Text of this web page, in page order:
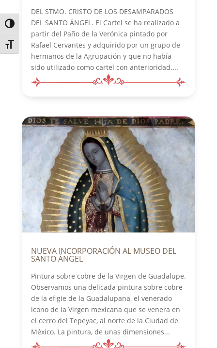
Alternar alto contraste
Alternar tamaño de letra
DEL STMO. CRISTO DE LOS DESAMPARADOS
DEL SANTO ÁNGEL. El Cartel se ha realizado a
partir del Paño de la Verónica pintado por
Rafael Cervantes y adquirido por un grupo de
hermanos de la Agrupación y que no había
sido utilizado como cartel con anterioridad....
NUEVA INCORPORACIÓN AL MUSEO DEL
SANTO ÁNGEL
Pintura sobre cobre de la Virgen de Guadalupe.
Observamos una delicada pintura sobre cobre
de la efigie de la Guadalupana, el venerado
icono de la Virgen mexicana que se venera en
el cerro del Tepeyac, al norte de la Ciudad de
México. La pintura, de unas dimensiones...